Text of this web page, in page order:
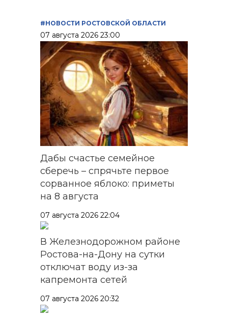
#НОВОСТИ РОСТОВСКОЙ ОБЛАСТИ
07 августа 2026 23:00
Дабы счастье семейное
сберечь – спрячьте первое
сорванное яблоко: приметы
на 8 августа
07 августа 2026 22:04
В Железнодорожном районе
Ростова-на-Дону на сутки
отключат воду из-за
капремонта сетей
07 августа 2026 20:32